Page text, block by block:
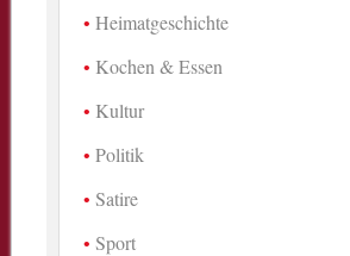
Heimatgeschichte
Kochen & Essen
Kultur
Politik
Satire
Sport